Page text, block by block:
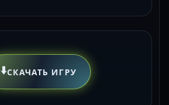
⬇️СКАЧАТЬ ИГРУ